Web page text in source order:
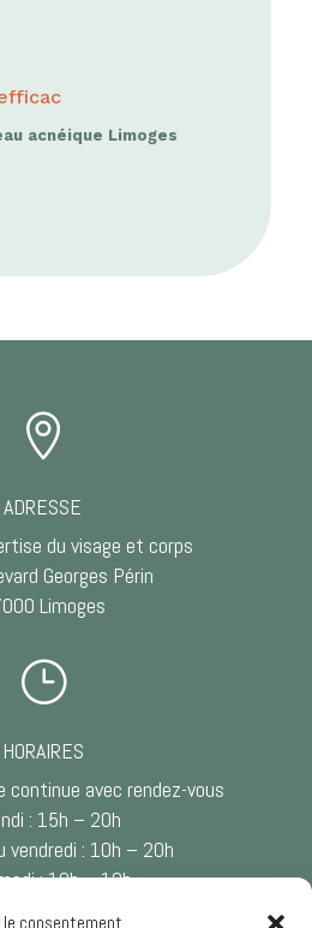
le consentement
acnéique Limoges

ADRESSE
du visage et corps
Georges Périn
Limoges
}
HORAIRES
continue avec rendez-vous
: 15h – 20h
vendredi : 10h – 20h
: 10h – 18h